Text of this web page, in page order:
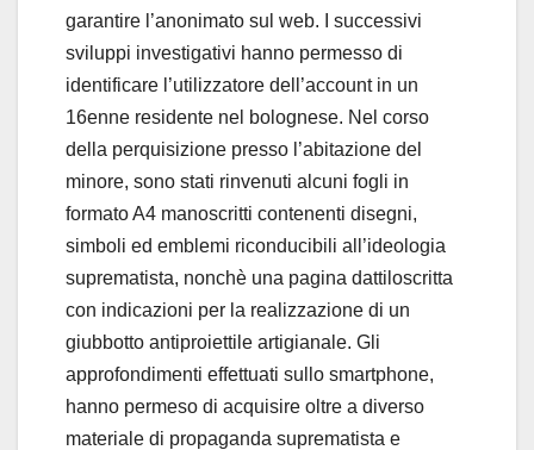
garantire l’anonimato sul web. I successivi
sviluppi investigativi hanno permesso di
identificare l’utilizzatore dell’account in un
16enne residente nel bolognese. Nel corso
della perquisizione presso l’abitazione del
minore, sono stati rinvenuti alcuni fogli in
formato A4 manoscritti contenenti disegni,
simboli ed emblemi riconducibili all’ideologia
suprematista, nonchè una pagina dattiloscritta
con indicazioni per la realizzazione di un
giubbotto antiproiettile artigianale. Gli
approfondimenti effettuati sullo smartphone,
hanno permeso di acquisire oltre a diverso
materiale di propaganda suprematista e